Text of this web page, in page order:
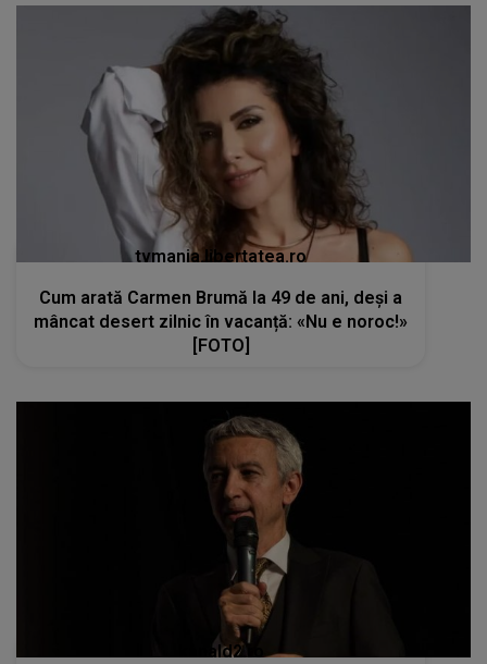
tvmania.libertatea.ro
Cum arată Carmen Brumă la 49 de ani, deși a
mâncat desert zilnic în vacanță: «Nu e noroc!»
[FOTO]
kanald2.ro